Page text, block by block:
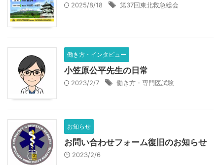
2025/8/18 第37回東北救急総会
働き方・インタビュー
小笠原公平先生の日常
2023/2/7 働き方・専門医試験
お知らせ
お問い合わせフォーム復旧のお知らせ
2023/2/6